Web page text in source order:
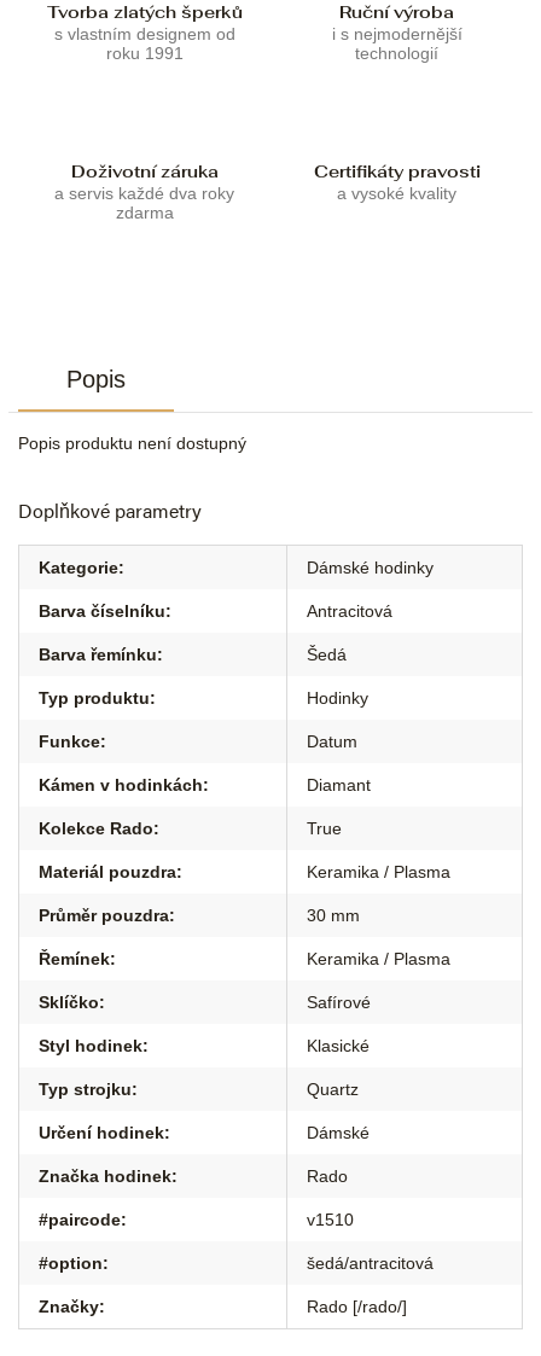
Tvorba zlatých šperků
s vlastním designem od
roku 1991
Ruční výroba
i s nejmodernější
technologií
Doživotní záruka
a servis každé dva roky
zdarma
Certifikáty pravosti
a vysoké kvality
Popis
Popis produktu není dostupný
Doplňkové parametry
Kategorie: Dámské hodinky
Barva číselníku: Antracitová
Barva řemínku: Šedá
Typ produktu: Hodinky
Funkce: Datum
Kámen v hodinkách: Diamant
Kolekce Rado: True
Materiál pouzdra: Keramika / Plasma
Průměr pouzdra: 30 mm
Řemínek: Keramika / Plasma
Sklíčko: Safírové
Styl hodinek: Klasické
Typ strojku: Quartz
Určení hodinek: Dámské
Značka hodinek: Rado
#paircode: v1510
#option: šedá/antracitová
Značky: Rado [/rado/]